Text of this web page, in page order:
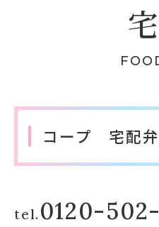
宅
コープ 宅配
tel.0120-